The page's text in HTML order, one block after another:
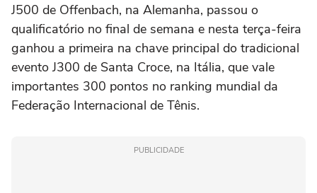
J500 de Offenbach, na Alemanha, passou o
qualificatório no final de semana e nesta terça-feira
ganhou a primeira na chave principal do tradicional
evento J300 de Santa Croce, na Itália, que vale
importantes 300 pontos no ranking mundial da
Federação Internacional de Tênis.
PUBLICIDADE